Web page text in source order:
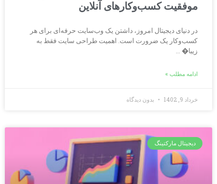
موفقیت کسب‌وکارهای آنلاین
در دنیای دیجیتال امروز، داشتن یک وب‌سایت حرفه‌ای برای هر
کسب‌وکار یک ضرورت است. اهمیت طراحی سایت فقط به
زیبا� …
ادامه مطلب »
خرداد 9, 1402 بدون دیدگاه
دیجیتال مارکتینگ